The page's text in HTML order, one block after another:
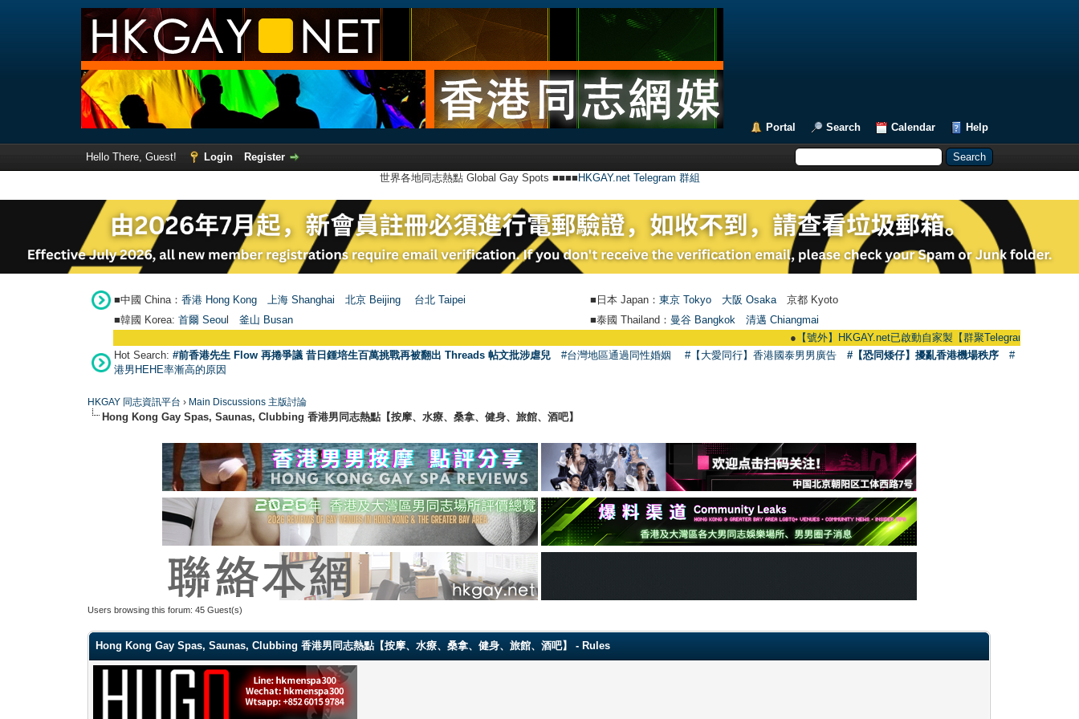
Portal Search Calendar Help
Hello There, Guest! Login
Register
世界各地同志熱點 Global Gay Spots ■■■■ HKGAY.net Telegram 群組
■中國 China： 香港 Hong Kong 上海 Shanghai 北京 Beijing 台北 Taipei ■日本 Japan： 東京 Tokyo 大阪 Osaka 京都 Kyoto
■韓國 Korea: 首爾 Seou 釜山 Busan ■泰國 Thailand： 曼谷 Bangkok
清邁 Chiangmai
【號外】HKGAY.net已啟動自家製【群聚Telegram群組】
Hot Search: #前香港先生 Flow 再捲爭議 昔日鍾培生百萬挑戰再被翻出 Threads 帖文批涉虐兒 #台灣地區通過同性婚姻 #【大愛同行】香港國泰男男廣告 #【恐同矮仔】擾亂香港機場秩序
#
港男HEHE率漸高的原因
HKGAY 同志資訊平台 › Main Discussions 主版討論
Hong Kong Gay Spas, Saunas, Clubbing 香港男同志熱點【按摩、水療、桑拿、健身、旅館、酒吧】
Users browsing this forum: 45 Guest(s)
Hong Kong Gay Spas, Saunas, Clubbing 香港男同志熱點【按摩、水療、桑拿、健身、旅館、酒吧】 - Rules